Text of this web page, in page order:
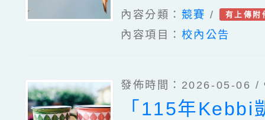
活動
內容分類： 競賽 / 有上傳附
內容項目： 校內公告
發佈時間：2026-05-06 /
「115年Kebbi